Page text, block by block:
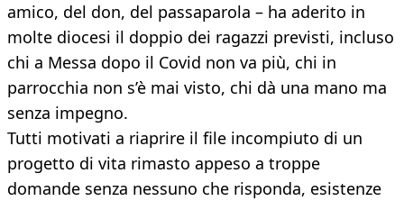
amico, del don, del passaparola – ha aderito in
molte diocesi il doppio dei ragazzi previsti, incluso
chi a Messa dopo il Covid non va più, chi in
parrocchia non s’è mai visto, chi dà una mano ma
senza impegno.
Tutti motivati a riaprire il file incompiuto di un
progetto di vita rimasto appeso a troppe
domande senza nessuno che risponda, esistenze